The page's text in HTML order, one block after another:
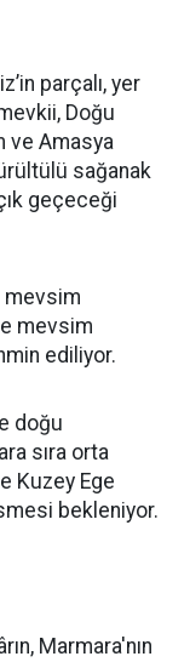
parçalı, yer
Doğu
ve Amasya
sağanak
geçeceği
mevsim
mevsim
ediliyor.
doğu
sıra orta
Kuzey Ege
bekleniyor.
Marmara'nın